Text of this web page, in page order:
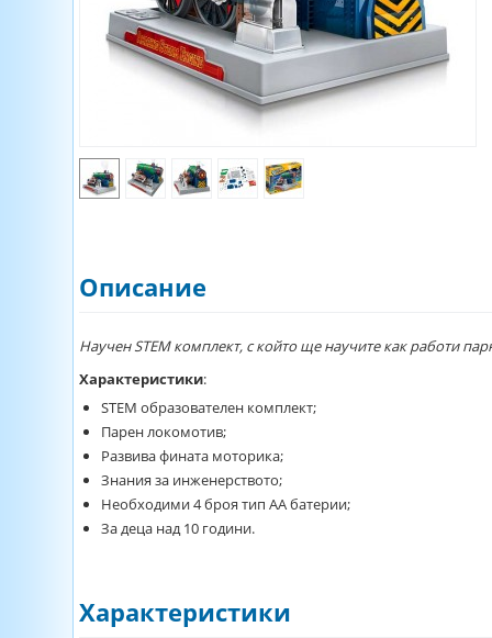
Описание
Научен STEM комплект, с който ще научите как работи
Характеристики:
STEM образователен комплект;
Парен локомотив;
Развива фината моторика;
Знания за инженерството;
Необходими 4 броя тип АА батерии;
За деца над 10 години.
Характеристики